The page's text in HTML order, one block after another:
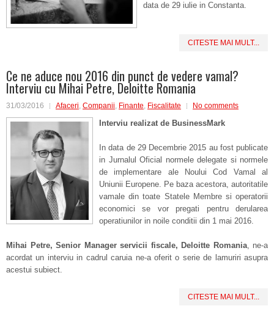
data de 29 iulie in Constanta.
CITESTE MAI MULT...
Ce ne aduce nou 2016 din punct de vedere vamal?
Interviu cu Mihai Petre, Deloitte Romania
31/03/2016 Afaceri, Companii, Finante, Fiscalitate No comments
Interviu realizat de BusinessMark
In data de 29 Decembrie 2015 au fost publicate
in Jurnalul Oficial normele delegate si normele
de implementare ale Noului Cod Vamal al
Uniunii Europene. Pe baza acestora, autoritatile
vamale din toate Statele Membre si operatorii
economici se vor pregati pentru derularea
operatiunilor in noile conditii din 1 mai 2016.
Mihai Petre, Senior Manager servicii fiscale, Deloitte Romania, ne-a
acordat un interviu in cadrul caruia ne-a oferit o serie de lamuriri asupra
acestui subiect.
CITESTE MAI MULT...